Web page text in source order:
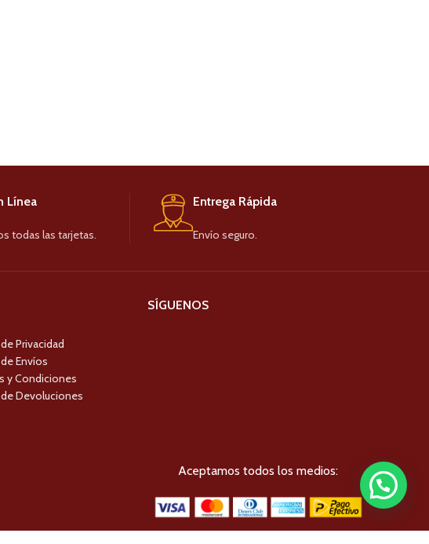
Línea
todas las tarjetas.
Entrega Rápida
Envío seguro.
Privacidad
Envíos
y Condiciones
Devoluciones
SÍGUENOS
Aceptamos todos los medios: